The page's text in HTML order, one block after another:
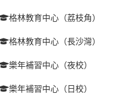
格林教育中心（荔枝角）
格林教育中心（長沙灣）
樂年補習中心（夜校）
樂年補習中心（日校）